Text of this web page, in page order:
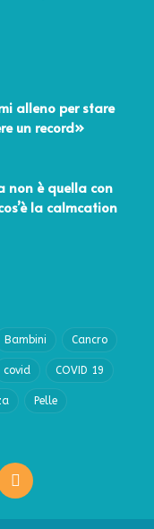
alleno per stare
un record»
non è quella con
la calmcation
Bambini Cancro
covid COVID 19
Pelle
RSS